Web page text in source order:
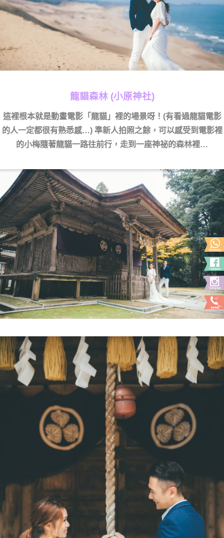
龍貓森林 (小原神社)
這裡根本就是動畫電影「龍貓」裡的場景呀！(有看過龍貓電影
的人一定都很有熟悉感…) 準新人拍照之餘，可以感受到電影裡
的小梅隨著龍貓一路往前行，走到一座神祕的森林裡…